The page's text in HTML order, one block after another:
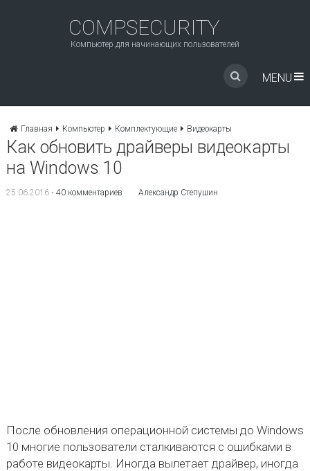
COMPSECURITY
Компьютер для начинающих пользователей
MENU
Главная Компьютер Комплектующие Видеокарты
Как обновить драйверы видеокарты
на Windows 10
25.06.2016• 40 комментариев Александр Степушин
После обновления операционной системы до Windows
10 многие пользователи сталкиваются с ошибками в
работе видеокарты. Иногда вылетает драйвер, иногда